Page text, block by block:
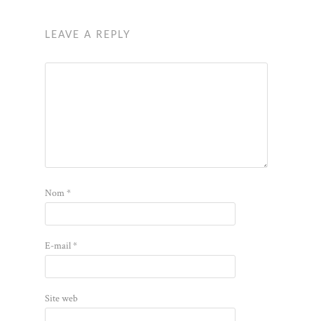
LEAVE A REPLY
Nom*
E-mail*
Site web